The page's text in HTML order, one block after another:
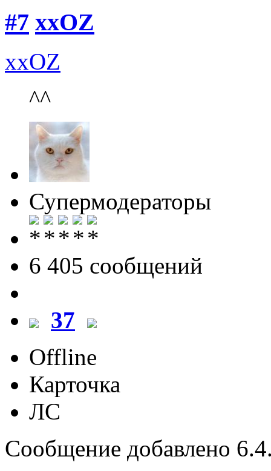
#7 xxOZ
xxOZ
^^
Супермодераторы
6 405 cообщений
37
Offline
Карточка
ЛС
Сообщение добавлено